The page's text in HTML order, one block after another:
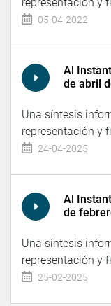
05-04-2022
Al
de abril
Una síntesis
representación y
24-04-2025
Al
de
Una síntesis
representación y
25-02-2025